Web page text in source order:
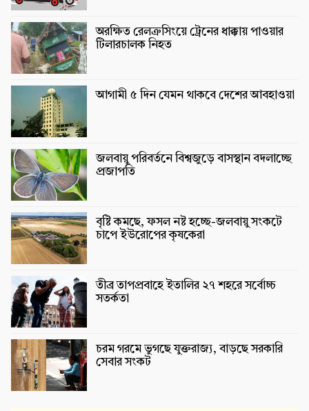
অরক্ষিত রেলক্রসিংয়ে ট্রেনের ধাক্কায় পাওয়ার
টিলারচালক নিহত
আগামী ৫ দিন যেমন থাকবে দেশের আবহাওয়া
জলবায়ু পরিবর্তনে বিশ্বজুড়ে বাসস্থান বদলাচ্ছে
প্রজাপতি
বৃষ্টি কমছে, ফসল নষ্ট হচ্ছে-জলবায়ু সংকটে
চাপে ইউরোপের কৃষকেরা
তীব্র তাপপ্রবাহে ইতালির ২৭ শহরে সর্বোচ্চ
সতর্কতা
চরম গরমে ভুগছে যুক্তরাজ্য, বাড়ছে সরকারি
সেবার সংকট